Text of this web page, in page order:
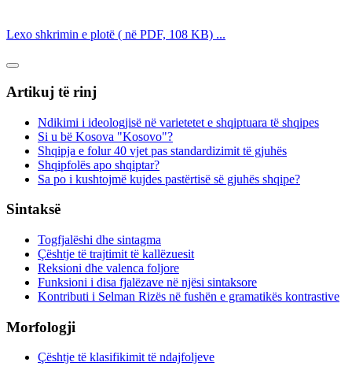
Lexo shkrimin e plotë ( në PDF, 108 KB) ...
Artikuj të rinj
Ndikimi i ideologjisë në varietetet e shqiptuara të shqipes
Si u bë Kosova "Kosovo"?
Shqipja e folur 40 vjet pas standardizimit të gjuhës
Shqipfolës apo shqiptar?
Sa po i kushtojmë kujdes pastërtisë së gjuhës shqipe?
Sintaksë
Togfjalëshi dhe sintagma
Çështje të trajtimit të kallëzuesit
Reksioni dhe valenca foljore
Funksioni i disa fjalëzave në njësi sintaksore
Kontributi i Selman Rizës në fushën e gramatikës kontrastive
Morfologji
Çështje të klasifikimit të ndajfoljeve